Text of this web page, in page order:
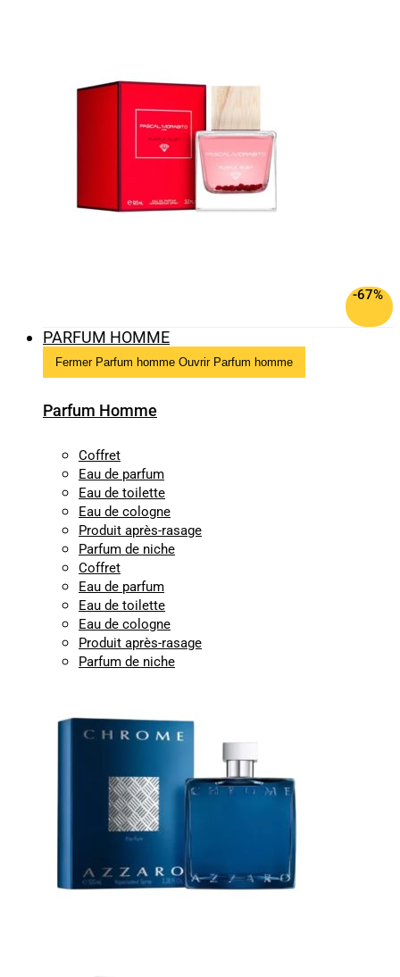
-67%
PARFUM HOMME
Fermer Parfum homme Ouvrir Parfum homme
Parfum Homme
Coffret
Eau de parfum
Eau de toilette
Eau de cologne
Produit après-rasage
Parfum de niche
Coffret
Eau de parfum
Eau de toilette
Eau de cologne
Produit après-rasage
Parfum de niche